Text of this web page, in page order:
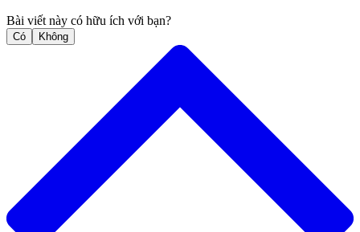
Bài viết này có hữu ích với bạn?
Có Không